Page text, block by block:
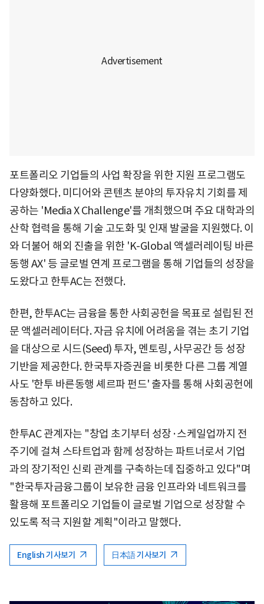
포트폴리오 기업들의 사업 확장을 위한 지원 프로그램도
다양화했다. 미디어와 콘텐츠 분야의 투자유치 기회를 제
공하는 'Media X Challenge'를 개최했으며 주요 대학과의
산학 협력을 통해 기술 고도화 및 인재 발굴을 지원했다. 이
와 더불어 해외 진출을 위한 'K-Global 액셀러레이팅 바른
동행 AX' 등 글로벌 연계 프로그램을 통해 기업들의 성장을
도왔다고 한투AC는 전했다.
한편, 한투AC는 금융을 통한 사회공헌을 목표로 설립된 전
문 액셀러레이터다. 자금 유치에 어려움을 겪는 초기 기업
을 대상으로 시드(Seed) 투자, 멘토링, 사무공간 등 성장
기반을 제공한다. 한국투자증권을 비롯한 다른 그룹 계열
사도 '한투 바른동행 셰르파 펀드' 출자를 통해 사회공헌에
동참하고 있다.
한투AC 관계자는 "창업 초기부터 성장·스케일업까지 전
주기에 걸쳐 스타트업과 함께 성장하는 파트너로서 기업
과의 장기적인 신뢰 관계를 구축하는데 집중하고 있다"며
"한국투자금융그룹이 보유한 금융 인프라와 네트워크를
활용해 포트폴리오 기업들이 글로벌 기업으로 성장할 수
있도록 적극 지원할 계획"이라고 말했다.
English 기사보기 日本語 기사보기